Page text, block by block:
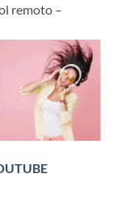
remoto –